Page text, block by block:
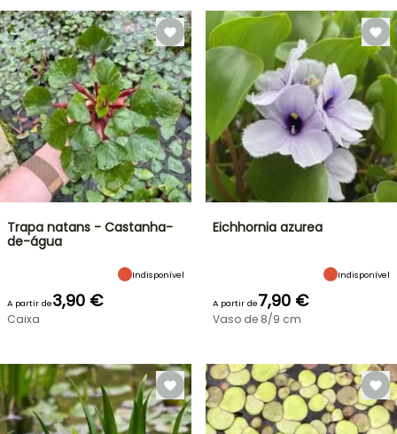
Trapa natans - Castanha-
de-água
Indisponível
A partir de3,90 €
Caixa
Eichhornia azurea
Indisponível
A partir de7,90 €
Vaso de 8/9 cm